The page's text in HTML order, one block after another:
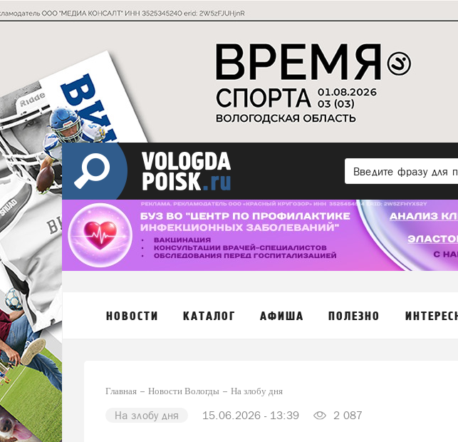
НОВОСТИ КАТАЛОГ АФИША ПОЛЕЗНО
Главная Новости Вологды На злобу дня
На злобу дня 15.06.2026 - 13:39 2 087